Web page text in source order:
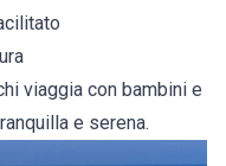
viaggia con bambini e
e serena.